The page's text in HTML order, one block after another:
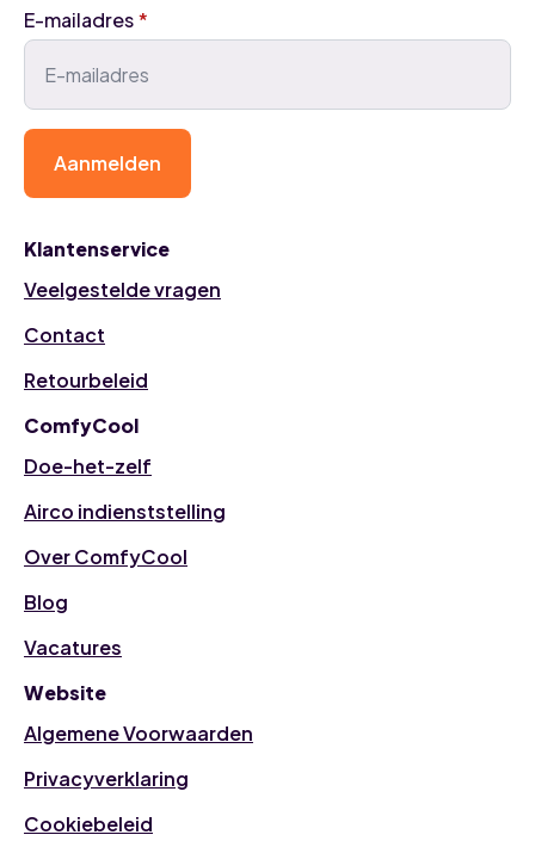
Klantenservice
Veelgestelde vragen
Contact
Retourbeleid
ComfyCool
Doe-het-zelf
Airco indienststelling
Over ComfyCool
Blog
Vacatures
Website
Algemene Voorwaarden
Privacyverklaring
Cookiebeleid
E-mailadres*
Aanmelden